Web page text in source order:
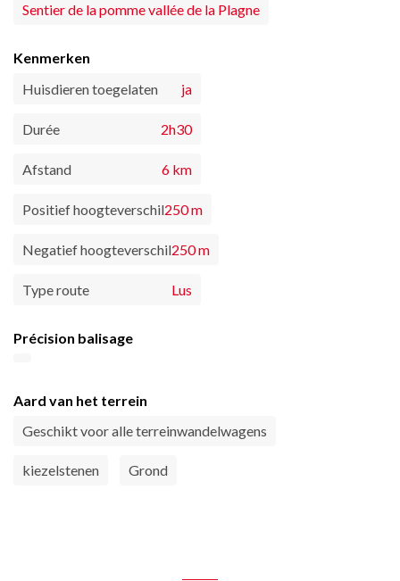
Sentier de la pomme vallée de la Plagne
Kenmerken
Huisdieren toegelaten
ja
Durée 2h30
Afstand 6 km
Positief hoogteverschil250 m
Negatief hoogteverschil250 m
Type route Lus
Précision balisage
Aard van het terrein
Geschikt voor alle terreinwandelwagens
kiezelstenen Grond